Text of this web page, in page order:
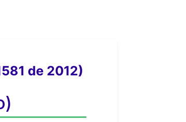
de 2012)